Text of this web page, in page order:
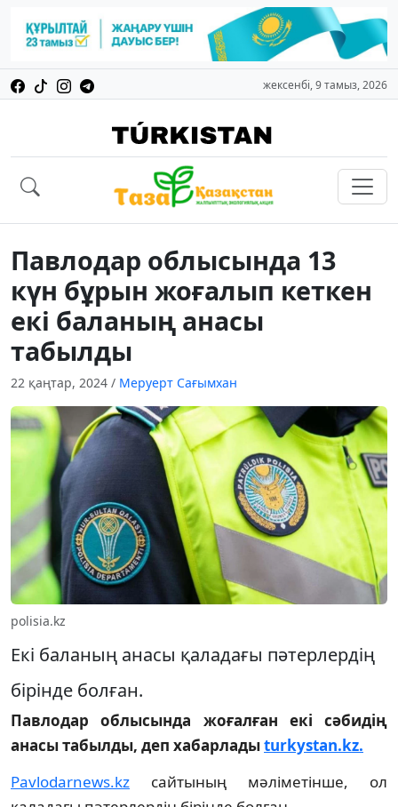
жексенбі, 9 тамыз, 2026
Павлодар облысында 13
күн бұрын жоғалып кеткен
екі баланың анасы
табылды
22 қаңтар, 2024 / Меруерт Сағымхан
polisia.kz
Екі баланың анасы қаладағы пәтерлердің
бірінде болған.
Павлодар облысында жоғалған екі сәбидің
анасы табылды, деп хабарладыturkystan.kz.
Pavlodarnews.kz сайтының мәліметінше, ол